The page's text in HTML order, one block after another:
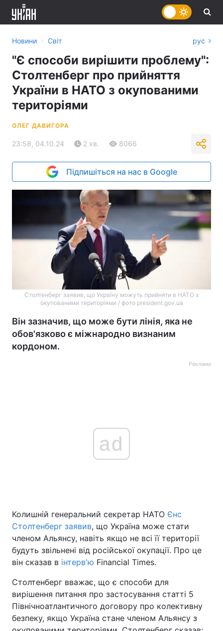
Україна Політика
Економіка Світ
Спорт Наука
Техно і зв'язок
Зброя Інциденти
Здоров'я Туризм
Новини › Світ рус
"Є способи вирішити проблему":
Столтенберг про прийняття
України в НАТО з окупованими
територіями
ОЛЕГ ДАВИГОРА
23:58, 04.10.24 2 хв. 8066
Підпишіться на нас в Google
Столтенберг заявив, що Україну можуть прийняти в НАТО з
окупованими територіями / фото president.gov.ua
Він зазначив, що може бути лінія, яка не
обов'язково є міжнародно визнаним
кордоном.
Реклама
ad
Колишній генеральний секретар НАТО Єнс
Столтенберг заявив, що Україна може стати
членом Альянсу, навіть якщо не всі її території
будуть звільнені від російської окупації. Про це
він сказав в інтерв'ю Financial Times.
Столтенберг вважає, що є способи для
вирішення питання про застосування статті 5
Північноатлантичного договору про колективну
безпеку, якщо Україна стане членом Альянсу з